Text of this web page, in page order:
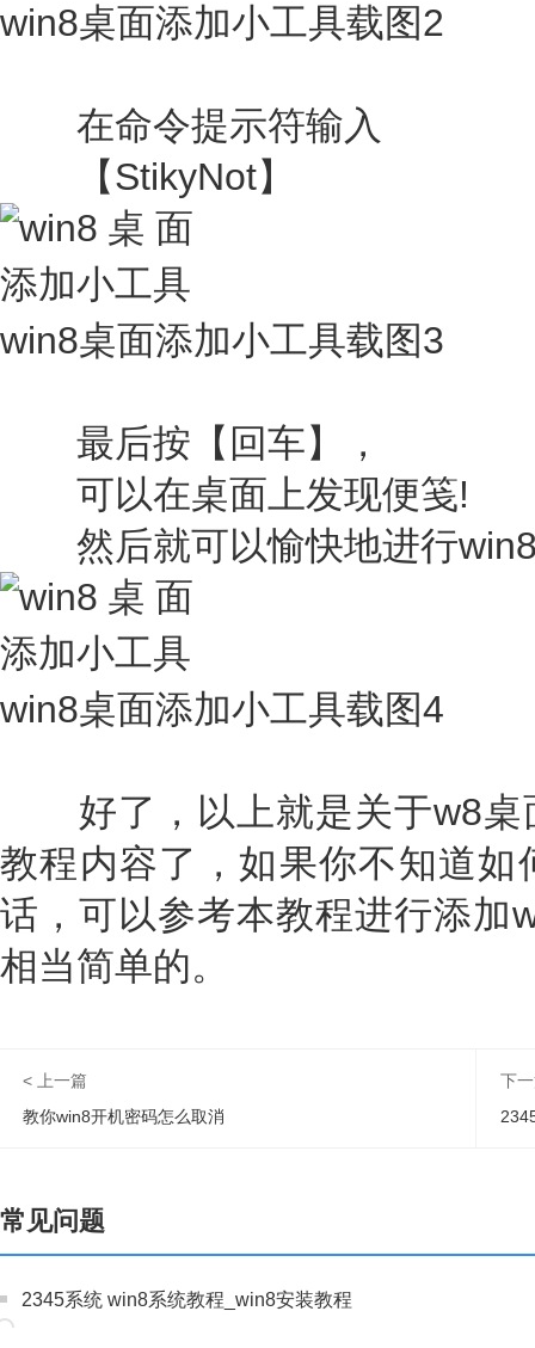
win8桌面添加小工具载图2
在命令提示符输入
【StikyNot】
win8桌面添加小工具载图3
最后按【回车】，
可以在桌面上发现便笺!
然后就可以愉快地进行win8
win8桌面添加小工具载图4
好了，以上就是关于w8桌
教程内容了，如果你不知道如
话，可以参考本教程进行添加
相当简单的。
< 上一篇
教你win8开机密码怎么取消
下
常见问题
2345系统 win8系统教程_win8安装教程